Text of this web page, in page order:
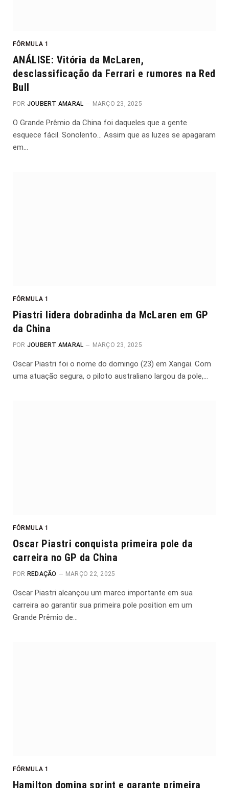
FÓRMULA 1
ANÁLISE: Vitória da McLaren,
desclassificação da Ferrari e rumores na Red
Bull
POR JOUBERT AMARAL MARÇO 23, 2025
O Grande Prêmio da China foi daqueles que a gente
esquece fácil. Sonolento… Assim que as luzes se apagaram
em…
FÓRMULA 1
Piastri lidera dobradinha da McLaren em GP
da China
POR JOUBERT AMARAL MARÇO 23, 2025
Oscar Piastri foi o nome do domingo (23) em Xangai. Com
uma atuação segura, o piloto australiano largou da pole,…
FÓRMULA 1
Oscar Piastri conquista primeira pole da
carreira no GP da China
POR REDAÇÃO MARÇO 22, 2025
Oscar Piastri alcançou um marco importante em sua
carreira ao garantir sua primeira pole position em um
Grande Prêmio de…
FÓRMULA 1
Hamilton domina sprint e garante primeira